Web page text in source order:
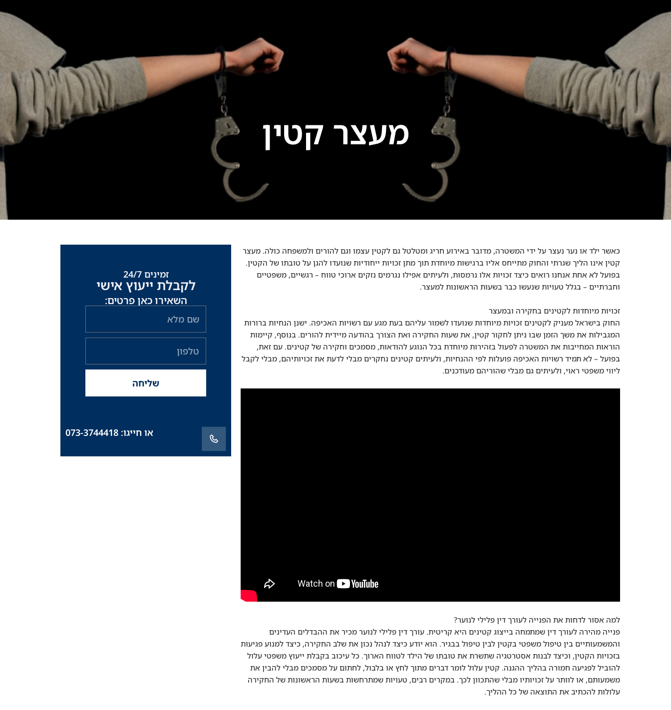
לתוכן
מעצר קטין
כאשר ילד או נער נעצר על ידי המשטרה, מדובר באירוע חריג ומטלטל גם לקטין עצמו וגם להורים ולמשפחה כולה. מעצר
קטין אינו הליך שגרתי והחוק מתייחס אליו ברגישות מיוחדת תוך מתן זכויות ייחודיות שנועדו להגן על טובתו של הקטין.
בפועל לא אחת אנחנו רואים כיצד זכויות אלו נרמסות, ולעיתים אפילו נגרמים נזקים ארוכי טווח – רגשיים, משפטיים
וחברתיים – בגלל טעויות שנעשו כבר בשעות הראשונות למעצר.
זכויות מיוחדות לקטינים בחקירה ובמעצר
החוק בישראל מעניק לקטינים זכויות מיוחדות שנועדו לשמור עליהם בעת מגע עם רשויות האכיפה. ישנן הנחיות ברורות
המגבילות את משך הזמן שבו ניתן לחקור קטין, את שעות החקירה ואת הצורך בהודעה מיידית להורים. בנוסף, קיימות
הוראות המחייבות את המשטרה לפעול בזהירות מיוחדת בכל הנוגע להודאות, מסמכים וחקירה של קטינים. עם זאת,
בפועל – לא תמיד רשויות האכיפה פועלות לפי ההנחיות, ולעיתים קטינים נחקרים מבלי לדעת את זכויותיהם, מבלי לקבל
ליווי משפטי ראוי, ולעיתים גם מבלי שהוריהם מעודכנים.
למה אסור לדחות את הפנייה לעורך דין פלילי לנוער?
פנייה מהירה לעורך דין שמתמחה בייצוג קטינים היא קריטית. עורך דין פלילי לנוער מכיר את ההבדלים העדינים
והמשמעותיים בין טיפול משפטי בקטין לבין טיפול בבגיר. הוא יודע כיצד לנהל נכון את שלב החקירה, כיצד למנוע פגיעות
בזכויות הקטין, וכיצד לבנות אסטרטגיה שתשרת את טובתו של הילד לטווח הארוך. כל עיכוב בקבלת ייעוץ משפטי עלול
להוביל לפגיעה חמורה בהליך ההגנה. קטין עלול לומר דברים מתוך לחץ או בלבול, לחתום על מסמכים מבלי להבין את
משמעותם, או לוותר על זכויותיו מבלי שהתכוון לכך. במקרים רבים, טעויות שמתרחשות בשעות הראשונות של החקירה
עלולות להכתיב את התוצאה של כל ההליך.
זמינים 24/7
לקבלת ייעוץ אישי
השאירו כאן פרטים:
מ
פ
שליחה
או חייגו: 073-3744418